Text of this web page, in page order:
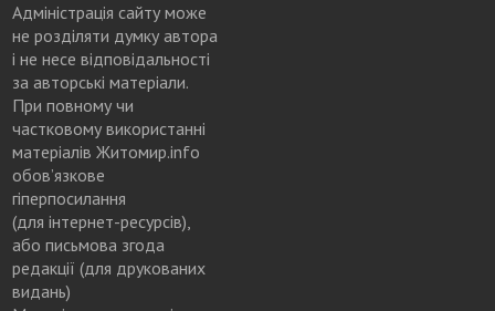
Адміністрація сайту може
не розділяти думку автора
і не несе відповідальності
за авторські матеріали.
При повному чи
частковому використанні
матеріалів Житомир.info
обов’язкове
гіперпосилання
(для інтернет-ресурсів),
або письмова згода
редакції (для друкованих
видань)